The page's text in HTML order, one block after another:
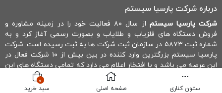
درباره شرکت پارسیا سیستم
شرکت پارسیا سیستم
از سال ۸۰ فعالیت خود را در زمینه مشاوره و
فروش دستگاه های فلزیاب و طلایاب و بصورت رسمی آغاز کرد و به
شماره ثبت ۵۸۷۳ در سازمان ثبت شرکت ها به ثبت رسیده است. شرکت
پارسیا سیستم بزرگترین وارد کننده در بین بیش از ۱۰ شرکت فعال در
این عرصه می باشد و با افتخار اعلام می دارد که تمامی دستگاه های این
شرکت با گارانتی و خدمات پس از فروش عرضه میشوند.
ستون کناری صفحه اصلی
0
سبد خرید